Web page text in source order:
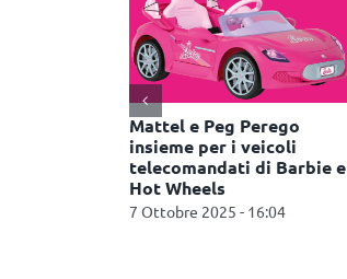
Mattel e Peg Perego
insieme per i veicoli
telecomandati di Barbie e
Hot Wheels
7 Ottobre 2025 - 16:04